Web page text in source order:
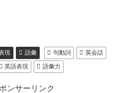
現 語彙 句動詞
英会話
英語表現 語彙力
ンサーリンク